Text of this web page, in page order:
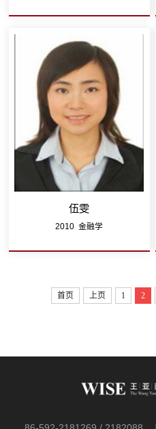
伍雯
2010 金融学
首页 上页 1 2